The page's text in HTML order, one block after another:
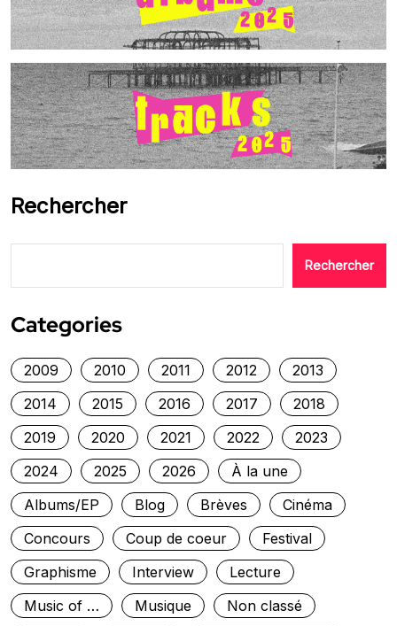
Rechercher
Rechercher
Categories
2009 2010 2011 2012
2013
2014
2015 2016 2017
2018
2019
2020 2021 2022
2023
2024
2025 2026
À la une
Albums/EP
Blog Brèves
Cinéma
Concours
Coup de coeur
Festival
Graphisme
Interview
Lecture
Music of …
Musique
Non classé